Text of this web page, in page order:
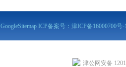
GoogleSitemap ICP备案号： 津ICP备16000700号-
津公网安备